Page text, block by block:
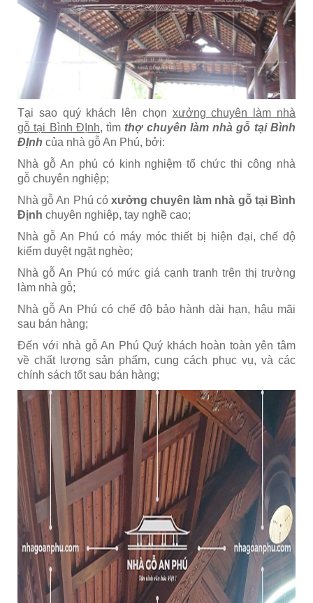
Tại sao quý khách lên chọn xưởng chuyên làm nhà
gỗ tại Bình ĐỊnh, tìm thợ chuyên làm nhà gỗ tại Bình
ĐỊnh của nhà gỗ An Phú, bởi:
Nhà gỗ An phú có kinh nghiệm tổ chức thi công nhà
gỗ chuyên nghiệp;
Nhà gỗ An Phú có xưởng chuyên làm nhà gỗ tại Bình
Định chuyên nghiệp, tay nghề cao;
Nhà gỗ An Phú có máy móc thiết bị hiện đại, chế độ
kiểm duyệt ngặt nghèo;
Nhà gỗ An Phú có mức giá cạnh tranh trên thị trường
làm nhà gỗ;
Nhà gỗ An Phú có chế độ bảo hành dài hạn, hậu mãi
sau bán hàng;
Đến với nhà gỗ An Phú Quý khách hoàn toàn yên tâm
về chất lượng sản phẩm, cung cách phục vụ, và các
chính sách tốt sau bán hàng;